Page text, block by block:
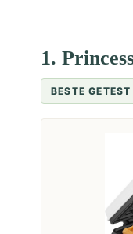
1.
BESTE GETEST